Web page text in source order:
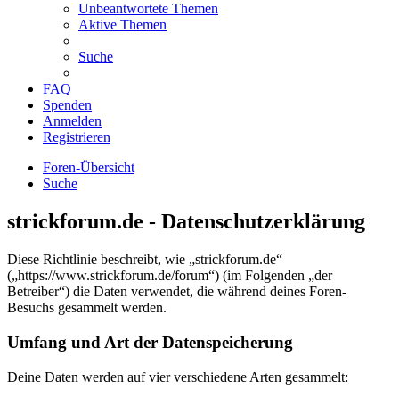
Unbeantwortete Themen
Aktive Themen
Suche
FAQ
Spenden
Anmelden
Registrieren
Foren-Übersicht
Suche
strickforum.de - Datenschutzerklärung
Diese Richtlinie beschreibt, wie „strickforum.de“
(„https://www.strickforum.de/forum“) (im Folgenden „der
Betreiber“) die Daten verwendet, die während deines Foren-
Besuchs gesammelt werden.
Umfang und Art der Datenspeicherung
Deine Daten werden auf vier verschiedene Arten gesammelt: